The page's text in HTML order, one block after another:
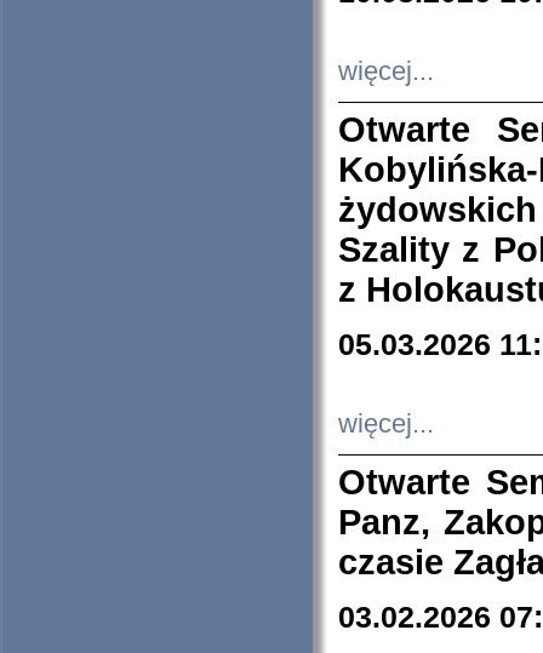
więcej...
Otwarte
Szality z
z
05.03.2026
więcej...
Otwarte
Panz,
czasie
03.02.2026